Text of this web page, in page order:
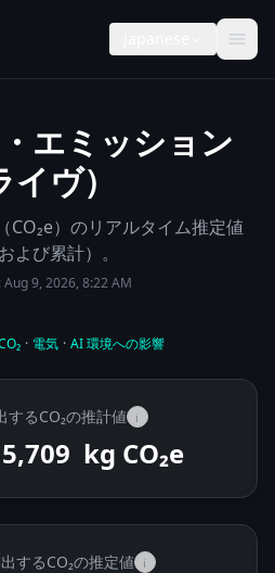
エミッション
イヴ）
CO₂e）のリアルタイム推定値
よび累計）。
Aug 9, 2026, 8:22 AM
· 電気 · AI 環境への影響
するCO₂の推計値 i
kg CO₂e
するCO₂の推定値 i